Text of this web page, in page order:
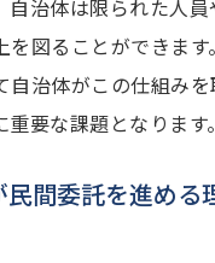
自治体は限られた人
を図ることができます。
自治体がこの仕組み
重要な課題となります。
民間委託を進める